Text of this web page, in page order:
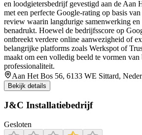
en loodgietersbedrijf gevestigd aan de Aan
met een perfecte Google-rating op basis
review waarin langdurige samenwerking en
benadrukt. Hoewel de bedrijfsscore op
ontbreekt verdere online aanwezigheid of
belangrijke platforms zoals Werkspot of
maakt om een volledig beeld te vormen van
professionaliteit.
Aan Het Bos 56, 6133 WE Sittard,
Bekijk details
J&C Installatiebedrijf
Gesloten